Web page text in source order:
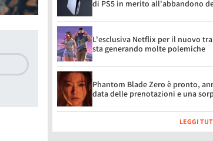
di PS5 in merito all'abbandono
L'esclusiva Netflix per il nuovo
sta generando molte polemiche
Phantom Blade Zero è pronto,
data delle prenotazioni e una
LEGGI